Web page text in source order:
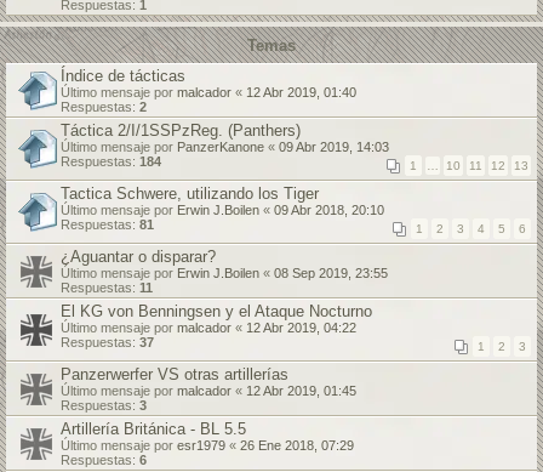
Respuestas: 1
Temas
Índice de tácticas
Último mensaje por malcador « 12 Abr 2019, 01:40
Respuestas: 2
Táctica 2/I/1SSPzReg. (Panthers)
Último mensaje por PanzerKanone « 09 Abr 2019, 14:03
Respuestas: 184 1 10 11 12 13
Tactica Schwere, utilizando los Tiger
Último mensaje por Erwin J.Boilen « 09 Abr 2018, 20:10
Respuestas: 81 1 2 3 4 5 6
¿Aguantar o disparar?
Último mensaje por Erwin J.Boilen « 08 Sep 2019, 23:55
Respuestas: 11
El KG von Benningsen y el Ataque Nocturno
Último mensaje por malcador « 12 Abr 2019, 04:22
Respuestas: 37 1 2 3
Panzerwerfer VS otras artillerías
Último mensaje por malcador « 12 Abr 2019, 01:45
Respuestas: 3
Artillería Británica - BL 5.5
Último mensaje por esr1979 « 26 Ene 2018, 07:29
Respuestas: 6